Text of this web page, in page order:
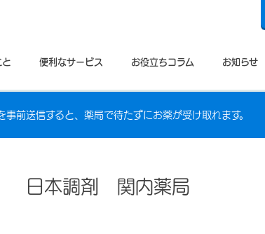
と 便利なサービス お役立ちコラム お知らせ
事前送信すると、薬局で待たずにお薬が受け取れます。
日本調剤 関内薬局